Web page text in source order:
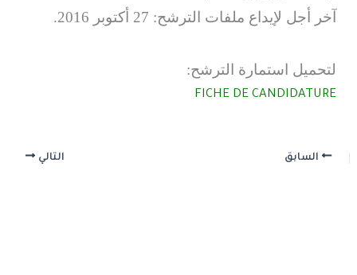
آخر أجل لإيداع ملفات الترشح: 27 أكتوبر 2016
.
لتحميل استمارة الترشح:
FICHE DE CANDIDATURE
السابق التالي